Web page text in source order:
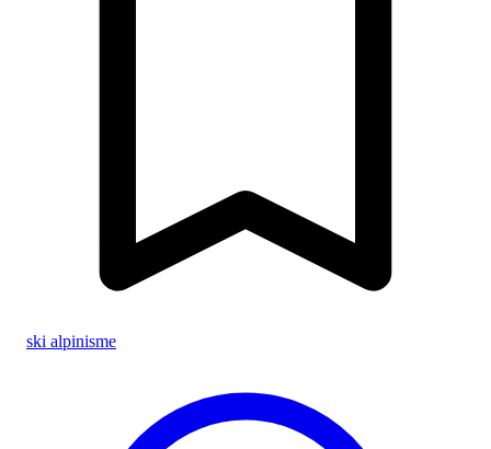
ski alpinisme